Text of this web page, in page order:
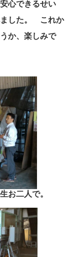
心できるせい
ました。 これか
か、楽しみで
お二人で。